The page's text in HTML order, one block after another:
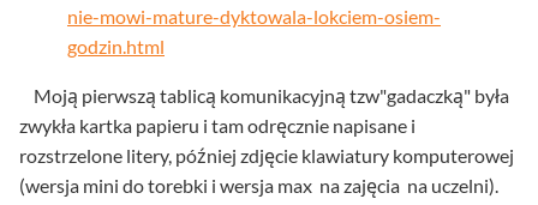
nie-mowi-mature-dyktowala-lokciem-osiem-
godzin.html
Moją pierwszą tablicą komunikacyjną tzw"gadaczką" była
zwykła kartka papieru i tam odręcznie napisane i
rozstrzelone litery, później zdjęcie klawiatury komputerowej
(wersja mini do torebki i wersja max na zajęcia na uczelni).